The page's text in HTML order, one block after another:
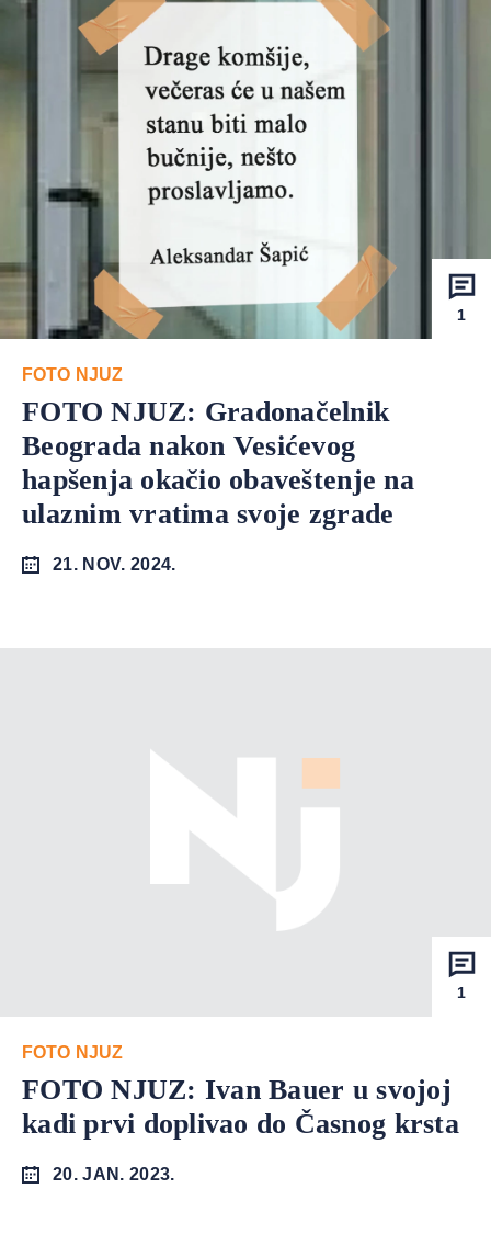
1
FOTO NJUZ
FOTO NJUZ: Gradonačelnik
Beograda nakon Vesićevog
hapšenja okačio obaveštenje na
ulaznim vratima svoje zgrade
21. NOV. 2024.
1
FOTO NJUZ
FOTO NJUZ: Ivan Bauer u svojoj
kadi prvi doplivao do Časnog krsta
20. JAN. 2023.